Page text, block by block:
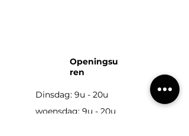
Openingsu
ren
Dinsdag: 9u - 20u
woensdag: 9u - 20u